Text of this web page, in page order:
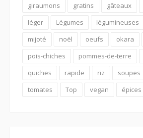
giraumons
gratins gâteaux
léger
Légumes légumineuses
mijoté
noël oeufs okara
pois-chiches
pommes-de-terre
quiches
rapide riz soupes
tomates
Top vegan épices